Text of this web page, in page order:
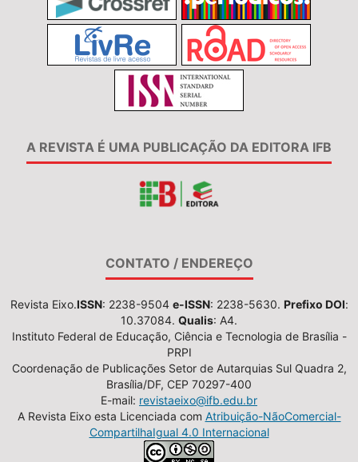
A REVISTA É UMA PUBLICAÇÃO DA EDITORA IFB
CONTATO / ENDEREÇO
Revista Eixo.ISSN: 2238-9504 e-ISSN: 2238-5630. Prefixo DOI:
10.37084. Qualis: A4.
Instituto Federal de Educação, Ciência e Tecnologia de Brasília -
PRPI
Coordenação de Publicações Setor de Autarquias Sul Quadra 2,
Brasília/DF, CEP 70297-400
E-mail: revistaeixo@ifb.edu.br
A Revista Eixo esta Licenciada com Atribuição-NãoComercial-
CompartilhaIgual 4.0 Internacional